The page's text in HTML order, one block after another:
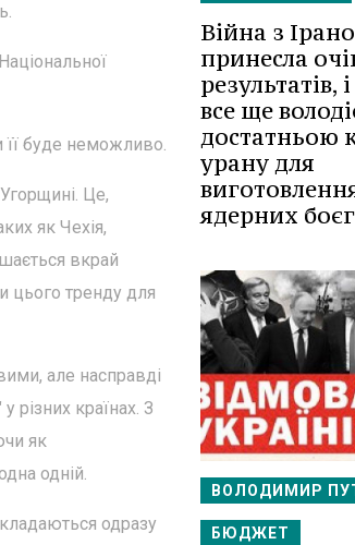
її буде неможливо.
Це,
як Чехія,
вкрай
цього тренду для
але насправді
країнах. З
як
одній.
одразу
Війна з
принесла
результатів,
все ще
достатньою
урану для
ядерних
ВОЛОДИМИР
БЮДЖЕТ